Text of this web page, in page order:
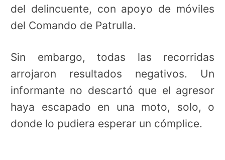
del delincuente, con apoyo de móviles
del Comando de Patrulla.
Sin embargo, todas las recorridas
arrojaron resultados negativos. Un
informante no descartó que el agresor
haya escapado en una moto, solo, o
donde lo pudiera esperar un cómplice.